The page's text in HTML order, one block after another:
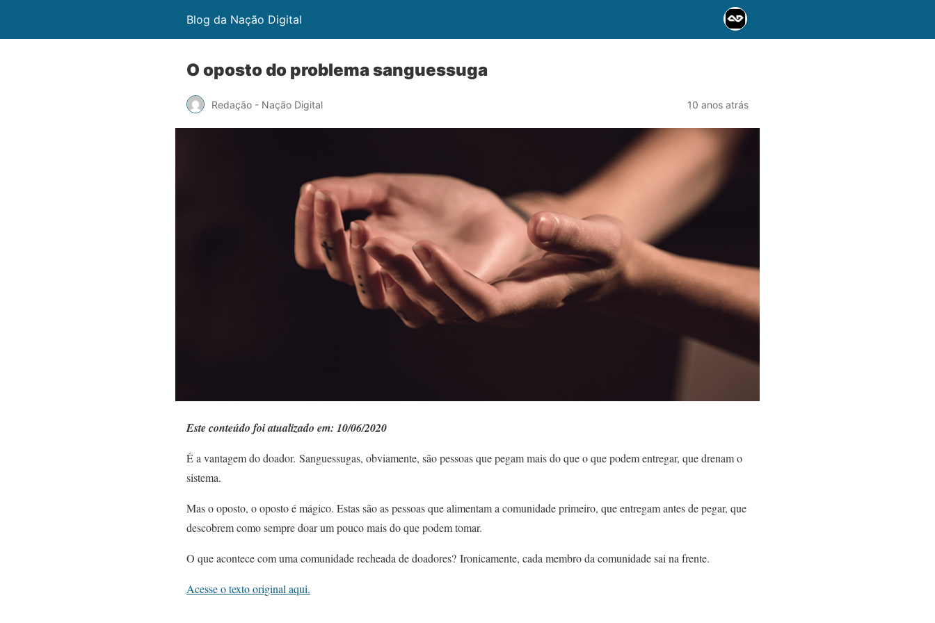
Blog da Nação Digital
O oposto do problema sanguessuga
Redação - Nação Digital 10 anos atrás
Este conteúdo foi atualizado em: 10/06/2020
É a vantagem do doador. Sanguessugas, obviamente, são pessoas que pegam mais do que o que podem entregar, que drenam o
sistema.
Mas o oposto, o oposto é mágico. Estas são as pessoas que alimentam a comunidade primeiro, que entregam antes de pegar, que
descobrem como sempre doar um pouco mais do que podem tomar.
O que acontece com uma comunidade recheada de doadores? Ironicamente, cada membro da comunidade sai na frente.
Acesse o texto original aqui.